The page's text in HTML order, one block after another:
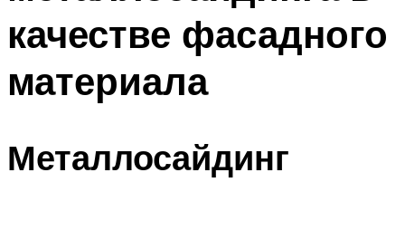
качестве фасадного
материала
Металлосайдинг